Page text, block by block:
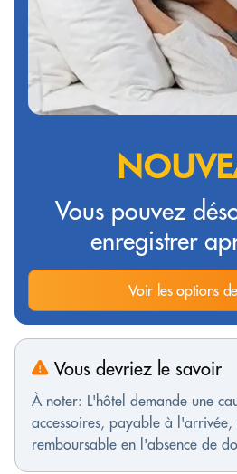
Vous pouvez
enregistrer
Voir les options
Vous devriez le savoir
À noter: L'hôtel demande une
accessoires, payable à l'arrivée,
remboursable en l'absence de